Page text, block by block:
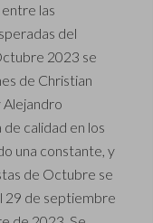
las
del
2023 se
de Christian
Alejandro
de calidad en los
una constante, y
de Octubre se
29 de septiembre